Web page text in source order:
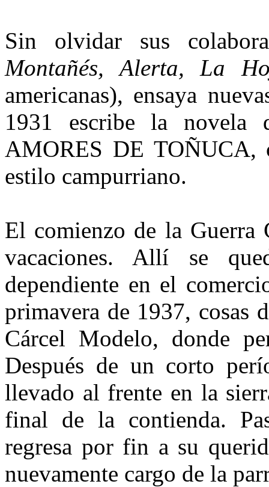
Sin olvidar sus
Montañés, Alerta, La
americanas), ensaya
1931 escribe la novela
AMORES DE TOÑUCA,
estilo campurriano.
El comienzo de la
vacaciones. Allí se
dependiente en el
primavera de 1937, cosas
Cárcel Modelo, donde
Después de un corto
llevado al frente en la
final de la contienda.
regresa por fin a su
nuevamente cargo de la